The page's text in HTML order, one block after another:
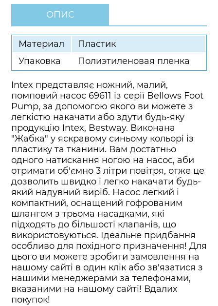
ОПИС
Материал
Пластик
Упаковка
Полиэтиленовая пленка
Intex представляє ножний, малий,
помповий насос 69611 із серії Bellows Foot
Pump, за допомогою якого ви можете з
легкістю накачати або здути будь-яку
продукцію Intex, Bestway. Виконана
"Жабка" у яскравому синьому кольорі із
пластику та тканини. Вам достатньо
одного натискання ногою на насос, аби
отримати об'ємно 3 літри повітря, отже це
дозволить швидко і легко накачати будь-
який надувний виріб. Насос легкий і
компактний, оснащений гофрованим
шлангом з трьома насадками, які
підходять до більшості клапанів, що
використовуються. Ідеальне придбання
особливо для похідного призначення! Для
цього ви можете зробити замовлення на
нашому сайті в один клік або зв'язатися з
нашими менеджерами за телефонами,
вказаними на нашому сайті! Вдалих
покупок!